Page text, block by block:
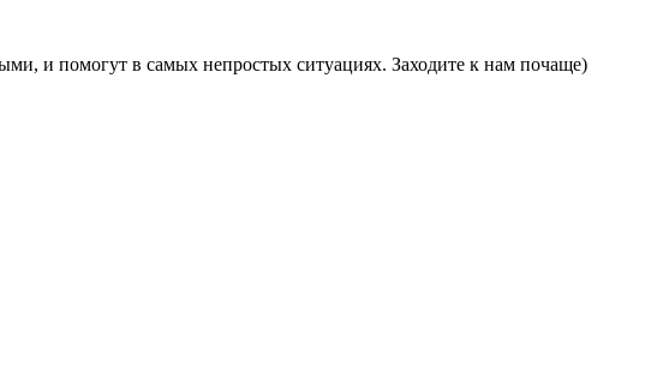
и помогут в самых непростых ситуациях. Заходите к нам почаще)